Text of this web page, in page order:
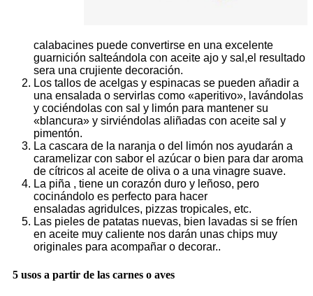
calabacines puede convertirse en una excelente
guarnición salteándola con aceite ajo y sal,el resultado
sera una crujiente decoración.
Los tallos de acelgas y espinacas se pueden añadir a
una ensalada o servirlas como «aperitivo», lavándolas
y cociéndolas con sal y limón para mantener su
«blancura» y sirviéndolas aliñadas con aceite sal y
pimentón.
La cascara de la naranja o del limón nos ayudarán a
caramelizar con sabor el azúcar o bien para dar aroma
de cítricos al aceite de oliva o a una vinagre suave.
La piña , tiene un corazón duro y leñoso, pero
cocinándolo es perfecto para hacer
ensaladas agridulces, pizzas tropicales, etc.
Las pieles de patatas nuevas, bien lavadas si se fríen
en aceite muy caliente nos darán unas chips muy
originales para acompañar o decorar..
5 usos a partir de las carnes o aves